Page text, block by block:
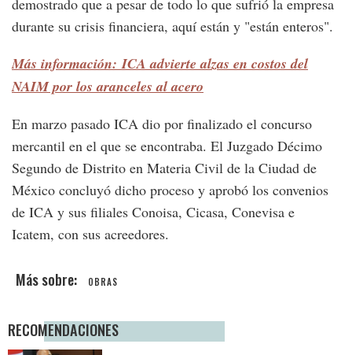
demostrado que a pesar de todo lo que sufrió la empresa
durante su crisis financiera, aquí están y "están enteros".
Más información: ICA advierte alzas en costos del
NAIM por los aranceles al acero
En marzo pasado ICA dio por finalizado el concurso
mercantil en el que se encontraba. El Juzgado Décimo
Segundo de Distrito en Materia Civil de la Ciudad de
México concluyó dicho proceso y aprobó los convenios
de ICA y sus filiales Conoisa, Cicasa, Conevisa e
Icatem, con sus acreedores.
OBRAS
RECOMENDACIONES